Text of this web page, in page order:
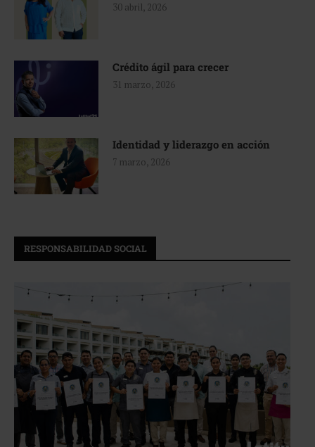
30 abril, 2026
Crédito ágil para crecer
31 marzo, 2026
Identidad y liderazgo en acción
7 marzo, 2026
RESPONSABILIDAD SOCIAL